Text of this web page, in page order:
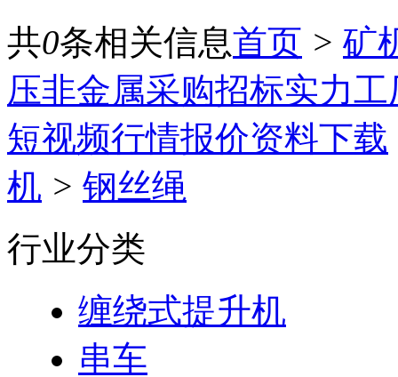
共0条相关信息首页 > 矿
压非金属采购招标实力工
短视频行情报价资料下载
机 > 钢丝绳
行业分类
缠绕式提升机
串车